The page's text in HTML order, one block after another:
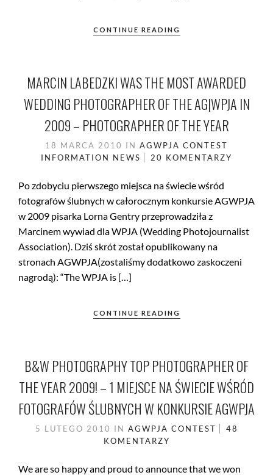
CONTINUE READING
MARCIN LABEDZKI WAS THE MOST AWARDED
WEDDING PHOTOGRAPHER OF THE AG|WPJA IN
2009 – PHOTOGRAPHER OF THE YEAR
18 MARCA 2010 IN AGWPJA CONTEST
INFORMATION NEWS 20 KOMENTARZY
Po zdobyciu pierwszego miejsca na świecie wśród
fotografów ślubnych w całorocznym konkursie AGWPJA
w 2009 pisarka Lorna Gentry przeprowadziła z
Marcinem wywiad dla WPJA (Wedding Photojournalist
Association). Dziś skrót został opublikowany na
stronach AGWPJA(zostaliśmy dodatkowo zaskoczeni
nagrodą): “The WPJA is […]
CONTINUE READING
B&W PHOTOGRAPHY TOP PHOTOGRAPHER OF
THE YEAR 2009! – 1 MIEJSCE NA ŚWIECIE WŚRÓD
FOTOGRAFÓW ŚLUBNYCH W KONKURSIE AGWPJA
5 LUTEGO 2010 IN AGWPJA CONTEST
48
KOMENTARZY
We are so happy and proud to announce that we won